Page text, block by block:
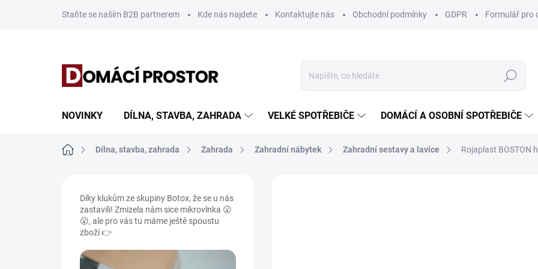
Staňte se naším B2B partnerem Kde nás najdete Kontaktujte nás Obchodní podmínky GDPR Formulář pro
Hledat
NOVINKY DÍLNA, STAVBA, ZAHRADA VELKÉ SPOTŘEBIČE DOMÁCÍ A OSOBNÍ SPOTŘEBIČE
Domů Dílna, stavba, zahrada Zahrada Zahradní nábytek Zahradní sestavy a lavice Rojaplast BOSTON
Díky klukům ze skupiny Botox, že se u nás
zastavili! Zmizela nám sice mikrovlnka 😮
😮, ale pro vás tu máme ještě spoustu
zboží 👉